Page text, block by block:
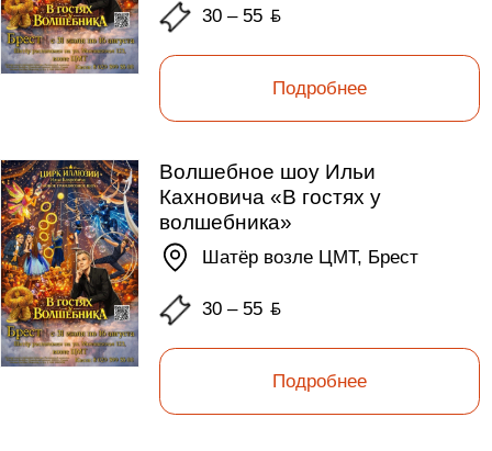
30 – 55ƃ
Подробнее
Волшебное шоу Ильи
Кахновича «В гостях у
волшебника»
Шатёр возле ЦМТ, Брест
30 – 55ƃ
Подробнее